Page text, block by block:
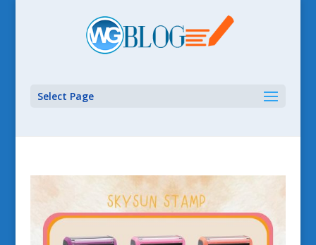
Select Page